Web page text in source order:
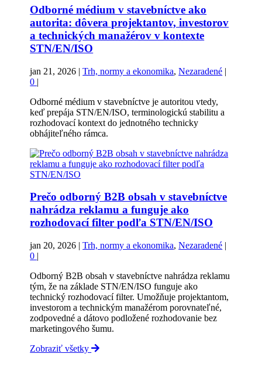
Odborné médium v stavebníctve ako
autorita: dôvera projektantov, investorov
a technických manažérov v kontexte
STN/EN/ISO
jan 21, 2026 |Trh, normy a ekonomika,Nezaradené |
0 |
Odborné médium v stavebníctve je autoritou vtedy,
keď prepája STN/EN/ISO, terminologickú stabilitu a
rozhodovací kontext do jednotného technicky
obhájiteľného rámca.
Prečo odborný B2B obsah v stavebníctve
nahrádza reklamu a funguje ako
rozhodovací filter podľa STN/EN/ISO
jan 20, 2026 |Trh, normy a ekonomika,Nezaradené |
0 |
Odborný B2B obsah v stavebníctve nahrádza reklamu
tým, že na základe STN/EN/ISO funguje ako
technický rozhodovací filter. Umožňuje projektantom,
investorom a technickým manažérom porovnateľné,
zodpovedné a dátovo podložené rozhodovanie bez
marketingového šumu.
Zobraziť všetky